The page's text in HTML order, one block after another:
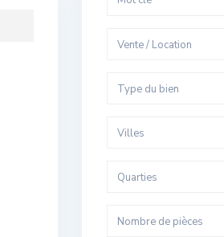
Vente / Location
Type du bien
Villes
Quarties
Nombre de pièces